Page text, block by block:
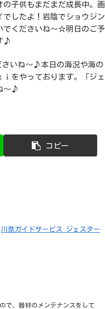
子供もまだまだ成長中。画
したよ！岩陰でショウジン
でくださいね～☆明日のご予
♪
いね～♪本日の海況や海の
をやっております。「ジェ
～♪
コピー
川奈ガイドサービス ジェスター
、器材のメンテナンスをして